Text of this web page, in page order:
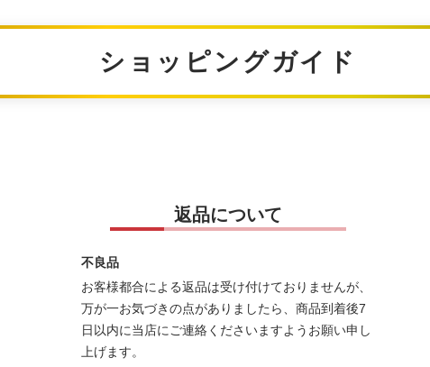
ショッピングガイド
返品について
不良品
お客様都合による返品は受け付けておりませんが、
万が一お気づきの点がありましたら、商品到着後7
日以内に当店にご連絡くださいますようお願い申し
上げます。